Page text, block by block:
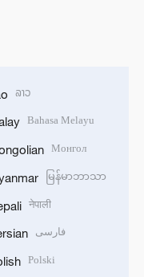
ລາວ
Bahasa Melayu
Монгол
မြန်မာဘာသာ
नेपाली
فارسی
Polski